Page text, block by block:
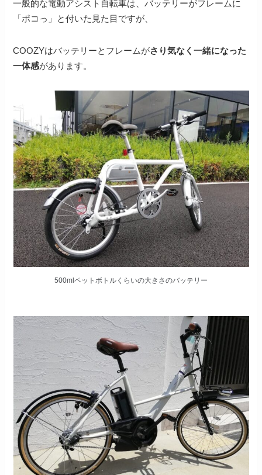
一般的な電動アシスト自転車は、バッテリーがフレームに
「ポコっ」と付いた見た目ですが、
COOZYはバッテリーとフレームがさり気なく一緒になった
一体感があります。
500mlペットボトルくらいの大きさのバッテリー